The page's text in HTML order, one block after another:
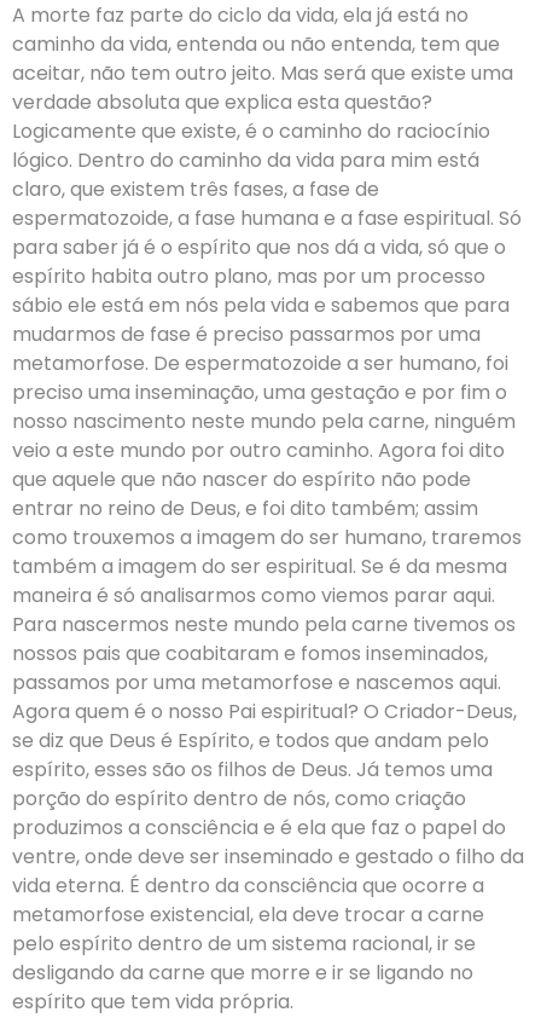
A morte faz parte do ciclo da vida, ela já está no
caminho da vida, entenda ou não entenda, tem que
aceitar, não tem outro jeito. Mas será que existe uma
verdade absoluta que explica esta questão?
Logicamente que existe, é o caminho do raciocínio
lógico. Dentro do caminho da vida para mim está
claro, que existem três fases, a fase de
espermatozoide, a fase humana e a fase espiritual. Só
para saber já é o espírito que nos dá a vida, só que o
espírito habita outro plano, mas por um processo
sábio ele está em nós pela vida e sabemos que para
mudarmos de fase é preciso passarmos por uma
metamorfose. De espermatozoide a ser humano, foi
preciso uma inseminação, uma gestação e por fim o
nosso nascimento neste mundo pela carne, ninguém
veio a este mundo por outro caminho. Agora foi dito
que aquele que não nascer do espírito não pode
entrar no reino de Deus, e foi dito também; assim
como trouxemos a imagem do ser humano, traremos
também a imagem do ser espiritual. Se é da mesma
maneira é só analisarmos como viemos parar aqui.
Para nascermos neste mundo pela carne tivemos os
nossos pais que coabitaram e fomos inseminados,
passamos por uma metamorfose e nascemos aqui.
Agora quem é o nosso Pai espiritual? O Criador-Deus,
se diz que Deus é Espírito, e todos que andam pelo
espírito, esses são os filhos de Deus. Já temos uma
porção do espírito dentro de nós, como criação
produzimos a consciência e é ela que faz o papel do
ventre, onde deve ser inseminado e gestado o filho da
vida eterna. É dentro da consciência que ocorre a
metamorfose existencial, ela deve trocar a carne
pelo espírito dentro de um sistema racional, ir se
desligando da carne que morre e ir se ligando no
espírito que tem vida própria.